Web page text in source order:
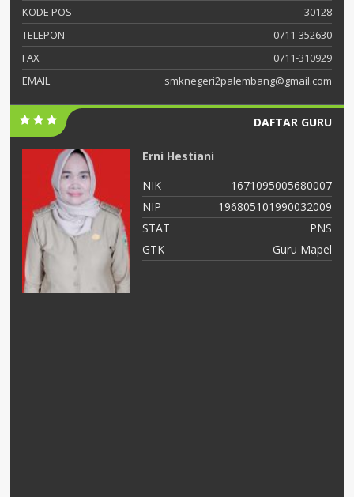
KODE POS
30128
TELEPON
0711-352630
FAX
0711-310929
EMAIL
smknegeri2palembang@gmail.com
DAFTAR GURU
Erni Hestiani
NIK
1671095005680007
NIP
196805101990032009
STAT
PNS
GTK
Guru Mapel